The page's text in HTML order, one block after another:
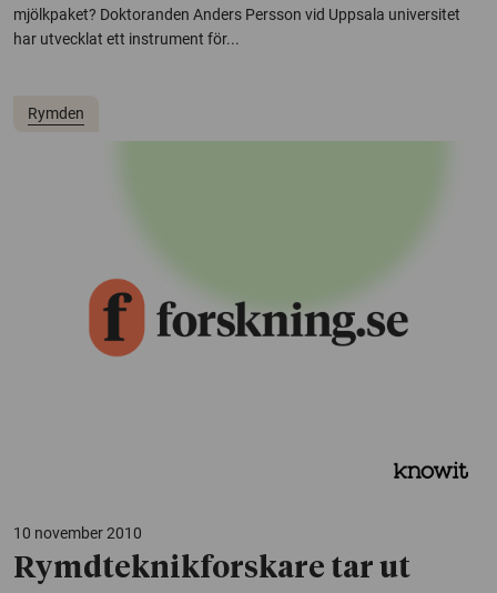
mjölkpaket? Doktoranden Anders Persson vid Uppsala universitet
har utvecklat ett instrument för...
Rymden
10 november 2010
Rymdteknikforskare tar ut